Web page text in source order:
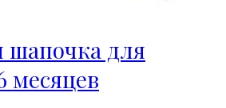
шапочка для